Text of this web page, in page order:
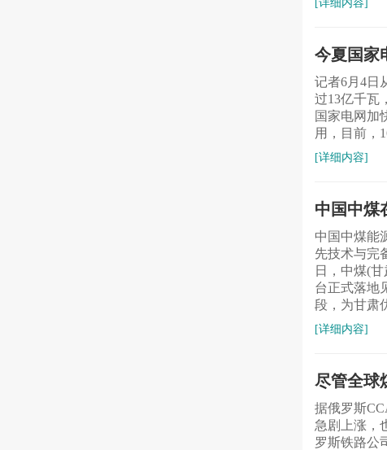
[详细内容]
今夏国家
记者6月4日
过13亿千瓦
国家电网加
用，目前，
[详细内容]
中国中煤
中国中煤能
先技术与完
日，中煤(
台正式落地
段，为甘肃
[详细内容]
尽管全球
据俄罗斯
急剧上涨，
罗斯铁路公